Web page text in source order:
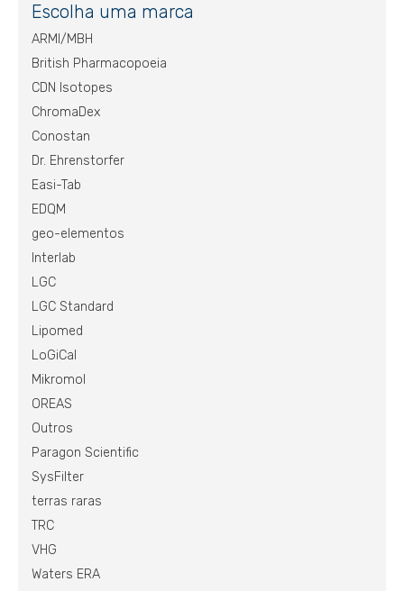
Escolha uma marca
ARMI/MBH
British Pharmacopoeia
CDN Isotopes
ChromaDex
Conostan
Dr. Ehrenstorfer
Easi-Tab
EDQM
geo-elementos
Interlab
LGC
LGC Standard
Lipomed
LoGiCal
Mikromol
OREAS
Outros
Paragon Scientific
SysFilter
terras raras
TRC
VHG
Waters ERA